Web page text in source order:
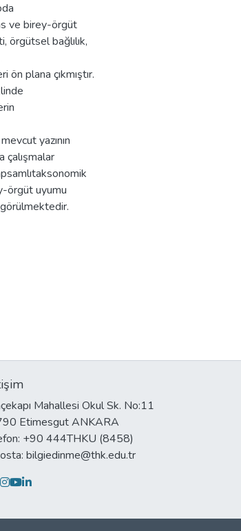
ve birey-örgüt
örgütsel bağlılık,
plana çıkmıştır.
yazının
çalışmalar
örgüt uyumu
Mahallesi Okul Sk. No:11
Etimesgut ANKARA
+90 444THKU (8458)
bilgiedinme@thk.edu.tr